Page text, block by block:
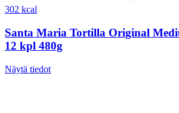
302 kcal
Santa Maria Tortilla Original
12 kpl 480g
Näytä tiedot